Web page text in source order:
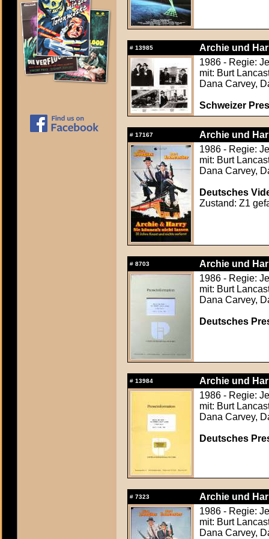
# 13985
Archie und
1986 - Regie:
mit: Burt
Dana Carvey,
Schweizer
# 17167
Archie und
1986 - Regie:
mit: Burt
Dana Carvey,
Deutsches
Zustand: Z1
# 8703
Archie und
1986 - Regie:
mit: Burt
Dana Carvey,
Deutsches
# 13984
Archie und
1986 - Regie:
mit: Burt
Dana Carvey,
Deutsches
# 7323
Archie und
1986 - Regie:
mit: Burt
Dana Carvey,